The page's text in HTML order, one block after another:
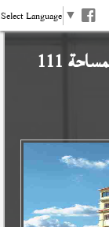
Select Language ▼
بمساحة 111